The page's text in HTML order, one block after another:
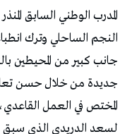
المدرب الوطني السابق
النجم الساحلي وترك
جانب كبير من المحيطين
جديدة من خلال حسن
المختص في العمل
لسعد الدريدي الذي سبق